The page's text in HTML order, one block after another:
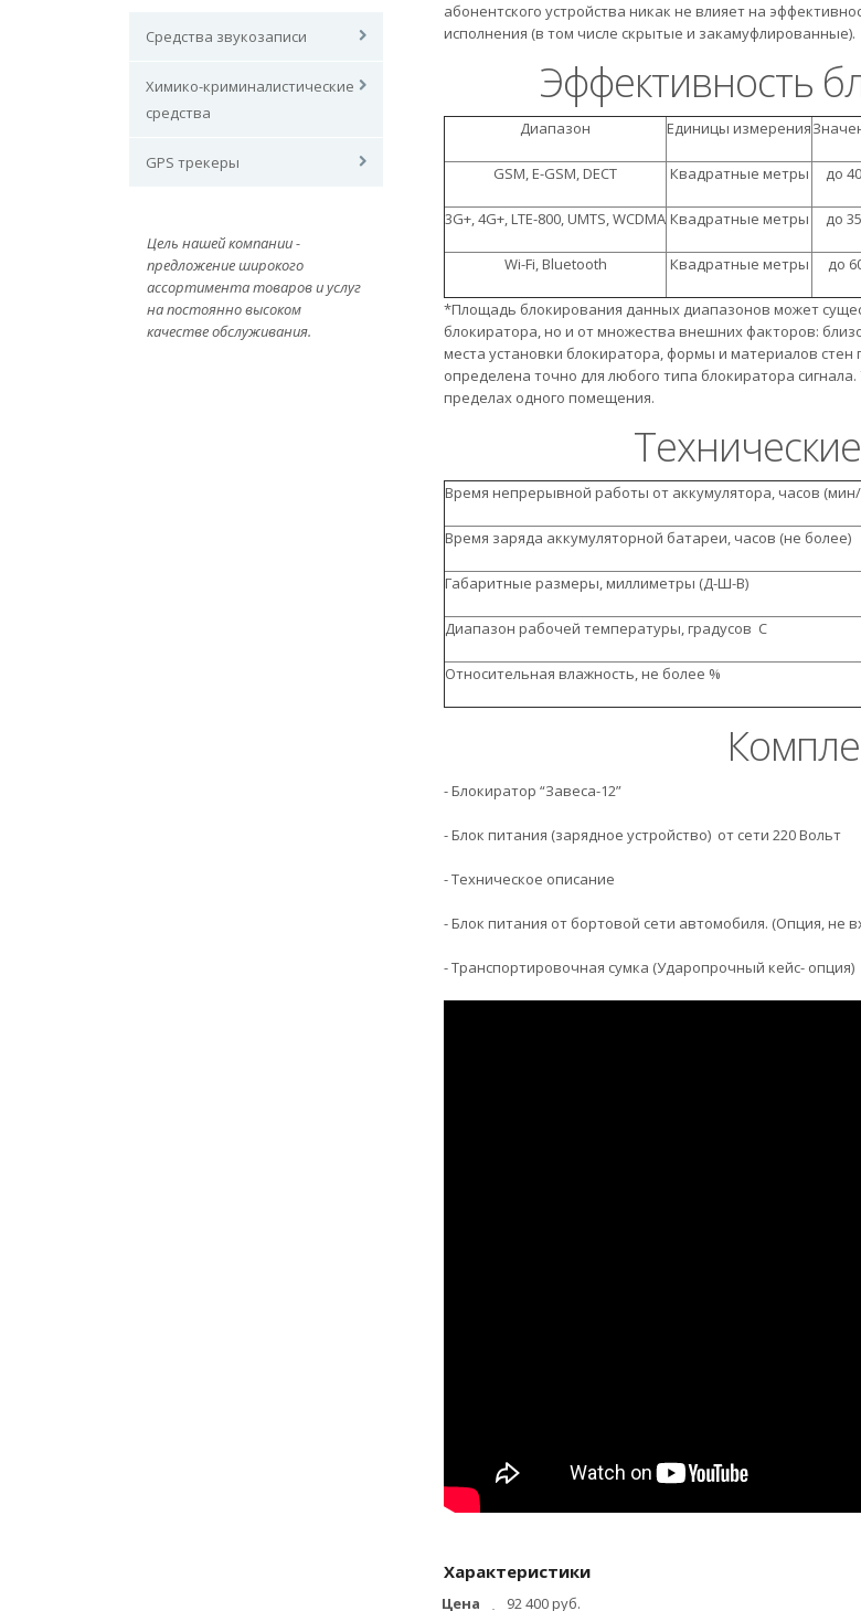
Средства звукозаписи
Химико-криминалистические
средства
GPS трекеры
Цель нашей компании -
предложение широкого
ассортимента товаров и услуг
на постоянно высоком
качестве обслуживания.
абонентского устройства никак не влияет на
исполнения (в том числе скрытые и закамуфлированные).
Эффективность
Диапазон Единицы измерения
GSM, E-GSM, DECT Квадратные метры до
3G+, 4G+, LTE-800, UMTS, WCDMA Квадратные метры до
Wi-Fi, Bluetooth Квадратные метры до
*Площадь блокирования данных диапазонов может
блокиратора, но и от множества внешних факторов:
места установки блокиратора, формы и материалов
определена точно для любого типа блокиратора
пределах одного помещения.
Время непрерывной работы от аккумулятора, часов
Время заряда аккумуляторной батареи, часов (не более)
Габаритные размеры, миллиметры (Д-Ш-В)
Диапазон рабочей температуры, градусов C
Относительная влажность, не более %
- Блокиратор “Завеса-12”
- Блок питания (зарядное устройство) от сети 220
- Техническое описание
- Блок питания от бортовой сети автомобиля. (Опция, не
- Транспортировочная сумка (Ударопрочный кейс- опция)
Характеристики
Цена 92 400 руб.